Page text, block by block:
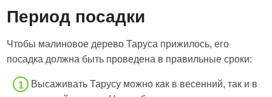
Период посадки
Чтобы малиновое дерево Таруса прижилось, его
посадка должна быть проведена в правильные сроки:
Высаживать Тарусу можно как в весенний, так и в